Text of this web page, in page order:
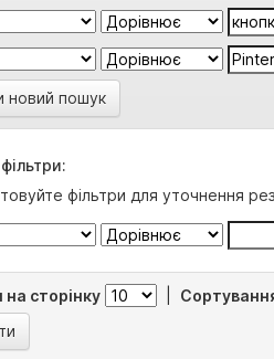
новий пошук
фільтри для уточнення
на сторінку